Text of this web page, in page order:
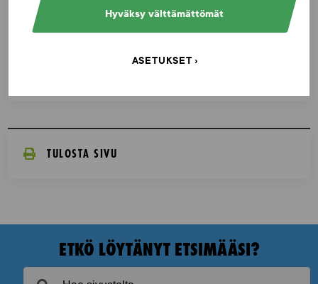
Hyväksy välttämättömät
ASETUKSET
SUEKin sivuilla uusi blogisarja urheilun ja
väkivaltaisten alakulttuurien suhteesta
TULOSTA SIVU
ETKÖ LÖYTÄNYT ETSIMÄÄSI?